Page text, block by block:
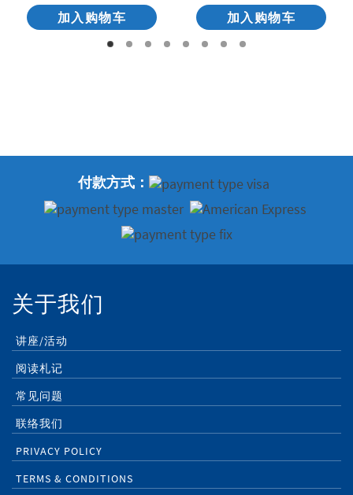
加入购物车 加入购物车
付款方式：
关于我们
讲座/活动
阅读札记
常见问题
联络我们
PRIVACY POLICY
TERMS & CONDITIONS